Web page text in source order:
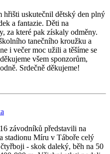
hřišti uskutečnil dětský den plný
a fantazie. Děti na
za které pak získaly odměny.
tanečního kroužku a
i večer moc užili a těšíme se
všem sponzorům,
Srdečně děkujeme!
závodníků představili na
stadionu Míru v Táboře celý
- skok daleký, běh na 50